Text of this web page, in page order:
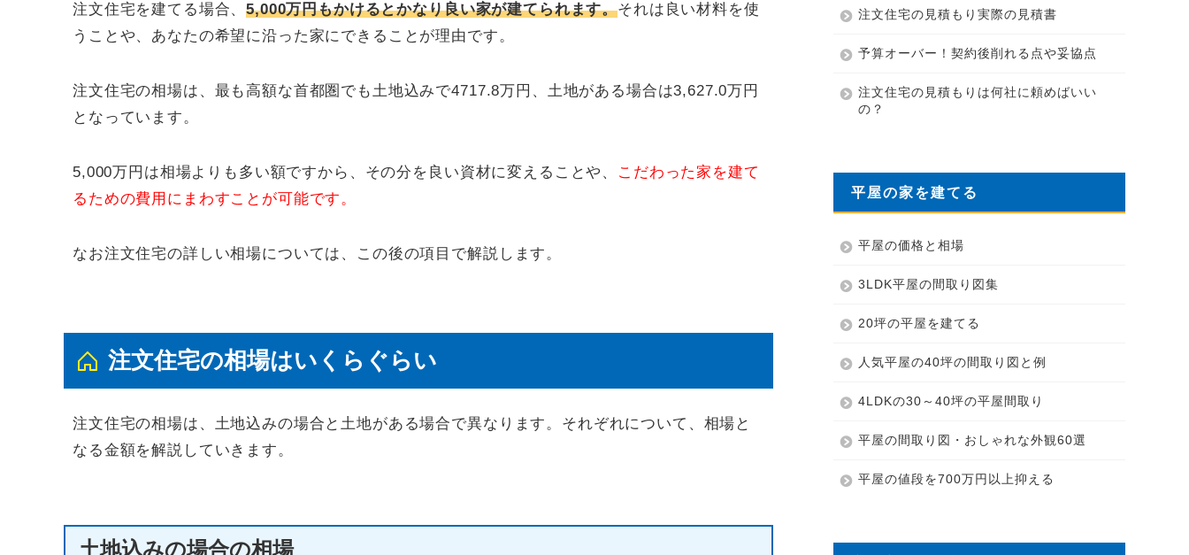
注文住宅を建てる場合、5,000万円もかけるとかなり良い家が建てられます。それは良い材料を使
うことや、あなたの希望に沿った家にできることが理由です。
注文住宅の相場は、最も高額な首都圏でも土地込みで4717.8万円、土地がある場合は3,627.0万円
となっています。
5,000万円は相場よりも多い額ですから、その分を良い資材に変えることや、
こだわった家を建て
るための費用にまわすことが可能です。
なお注文住宅の詳しい相場については、この後の項目で解説します。
注文住宅の相場はいくらぐらい
注文住宅の相場は、土地込みの場合と土地がある場合で異なります。それぞれについて、相場と
なる金額を解説していきます。
土地込みの場合の相場
注文住宅の見積もり実際の見積書
予算オーバー！契約後削れる点や妥協点
注文住宅の見積もりは何社に頼めばいい
の？
平屋の家を建てる
平屋の価格と相場
3LDK平屋の間取り図集
20坪の平屋を建てる
人気平屋の40坪の間取り図と例
4LDKの30～40坪の平屋間取り
平屋の間取り図・おしゃれな外観60選
平屋の値段を700万円以上抑える